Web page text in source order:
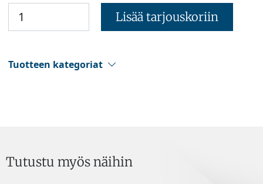
Lisää tarjouskoriin
Tuotteen kategoriat
Tutustu myös näihin